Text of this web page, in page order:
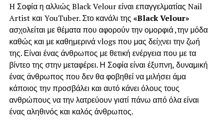
H Σοφία η αλλιώς Black Velour είναι επαγγελματίας Nail
Artist και YouTuber. Στο κανάλι της «Black Velour»
ασχολείται με θέματα που αφορούν την ομορφιά ,την μόδα
καθώς και με καθημερινά vlogs που μας δείχνει την ζωή
της. Είναι ένας άνθρωπος με θετική ενέργεια που με τα
βίντεο της στην μεταφέρει. Η Σοφία είναι έξυπνη, δυναμική
ένας άνθρωπος που δεν θα φοβηθεί να μιλήσει άμα
κάποιος την προσβάλει και αυτό κάνει όλους τους
ανθρώπους να την λατρεύουν γιατί πάνω από όλα είναι
ένας αληθινός και καλός άνθρωπος.